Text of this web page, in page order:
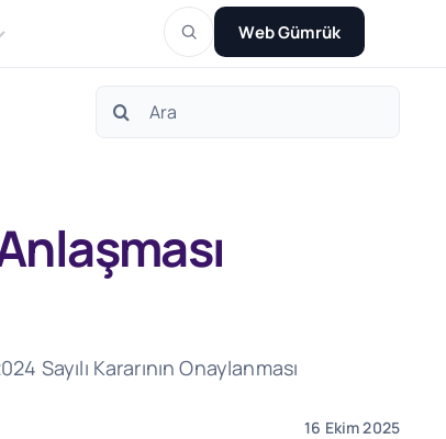
Web Gümrük
Search
Sayılı Kararının Onaylanması
16 Ekim 2025